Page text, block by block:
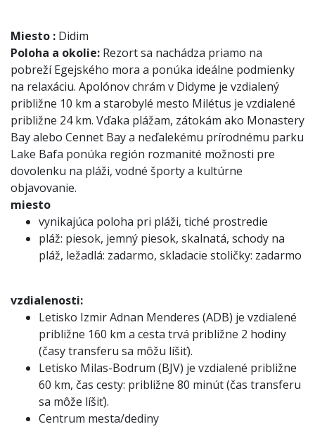
Miesto : Didim
Poloha a okolie: Rezort sa nachádza priamo na
pobreží Egejského mora a ponúka ideálne podmienky
na relaxáciu. Apolónov chrám v Didyme je vzdialený
približne 10 km a starobylé mesto Milétus je vzdialené
približne 24 km. Vďaka plážam, zátokám ako Monastery
Bay alebo Cennet Bay a neďalekému prírodnému parku
Lake Bafa ponúka región rozmanité možnosti pre
dovolenku na pláži, vodné športy a kultúrne
objavovanie.
miesto
vynikajúca poloha pri pláži, tiché prostredie
pláž: piesok, jemný piesok, skalnatá, schody na
pláž, ležadlá: zadarmo, skladacie stoličky: zadarmo
vzdialenosti:
Letisko Izmir Adnan Menderes (ADB) je vzdialené
približne 160 km a cesta trvá približne 2 hodiny
(časy transferu sa môžu líšiť).
Letisko Milas-Bodrum (BJV) je vzdialené približne
60 km, čas cesty: približne 80 minút (čas transferu
sa môže líšiť).
Centrum mesta/dediny